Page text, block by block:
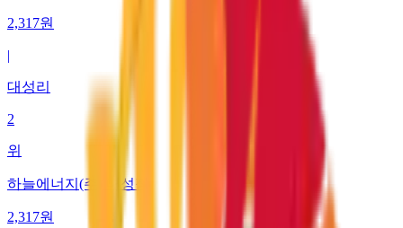
2,317원
|
대성리
2
위
하늘에너지(주) 대성점
2,317원